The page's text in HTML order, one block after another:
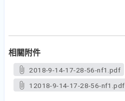
相關附件
2018-9-14-17-28-56-nf1.pdf
12018-9-14-17-28-56-nf1.pdf